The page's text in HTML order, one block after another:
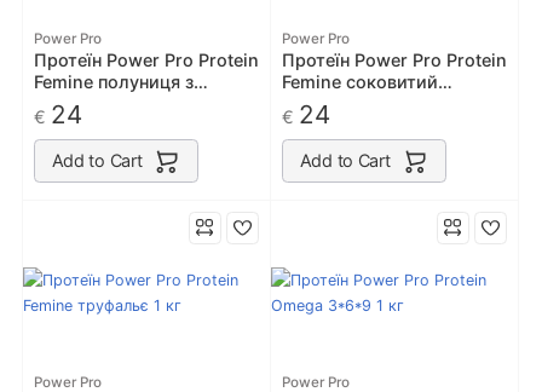
Power Pro
Протеїн Power Pro Protein
Femine полуниця з
вершками 1 кг
€ 24
Add to Cart
Power Pro
Протеїн Power Pro Protein
Femine соковитий
апельсин 1 кг
€ 24
Add to Cart
Power Pro Power Pro